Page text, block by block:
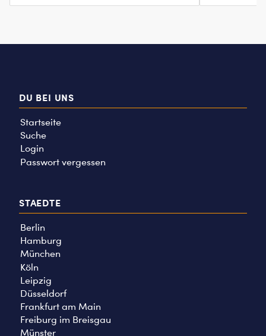
DU BEI UNS
Startseite
Suche
Login
Passwort vergessen
STAEDTE
Berlin
Hamburg
München
Köln
Leipzig
Düsseldorf
Frankfurt am Main
Freiburg im Breisgau
Münster